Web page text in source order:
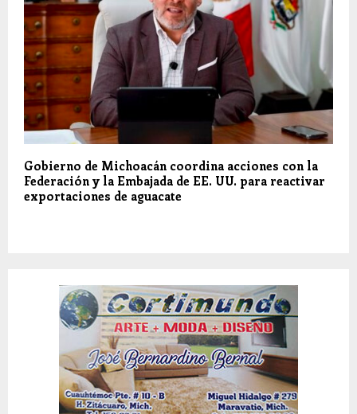
Gobierno de Michoacán coordina acciones con la
Federación y la Embajada de EE. UU. para reactivar
exportaciones de aguacate